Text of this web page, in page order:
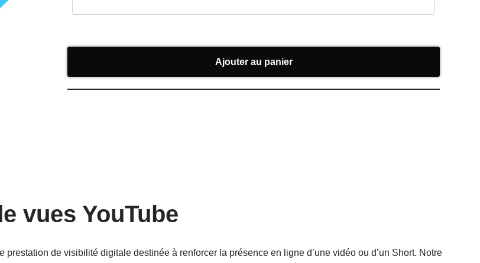
Ajouter au panier
vues YouTube
de visibilité digitale destinée à renforcer la présence en ligne d’une vidéo ou d’un Short. Notre